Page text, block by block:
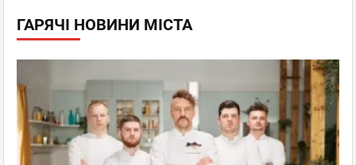
ГАРЯЧІ НОВИНИ МІСТА